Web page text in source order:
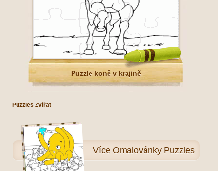
Puzzle koně v krajině
Puzzles Zvířat
VíceOmalovánky Puzzles